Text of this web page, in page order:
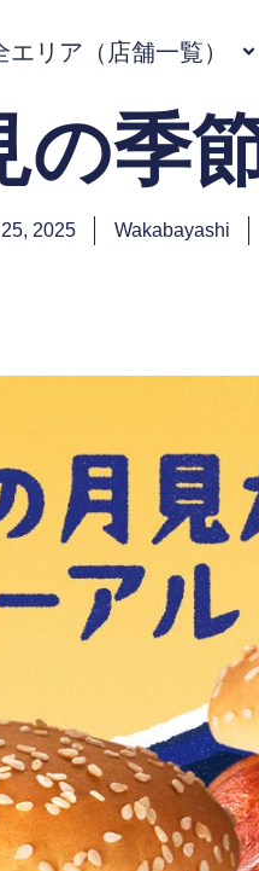
エリア（店舗一覧）
の季
2025 Wakabayashi